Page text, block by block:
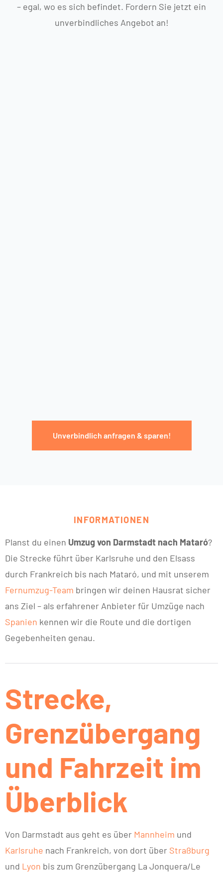
– egal, wo es sich befindet. Fordern Sie jetzt ein
unverbindliches Angebot an!
Unverbindlich anfragen & sparen!
INFORMATIONEN
Planst du einen Umzug von Darmstadt nach Mataró?
Die Strecke führt über Karlsruhe und den Elsass
durch Frankreich bis nach Mataró, und mit unserem
Fernumzug-Team bringen wir deinen Hausrat sicher
ans Ziel – als erfahrener Anbieter für Umzüge nach
Spanien kennen wir die Route und die dortigen
Gegebenheiten genau.
Strecke,
Grenzübergang
und Fahrzeit im
Überblick
Von Darmstadt aus geht es über Mannheim und
Karlsruhe nach Frankreich, von dort über Straßburg
und Lyon bis zum Grenzübergang La Jonquera/Le